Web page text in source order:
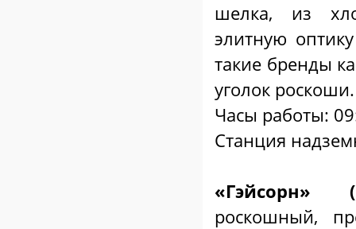
шелка, из
элитную
такие бренды
уголок роскоши.
Часы работы:
Станция
«Гэйсорн»
роскошный,